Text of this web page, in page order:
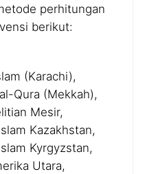
perhitungan
berikut:
(Karachi),
Qura (Mekkah),
Mesir,
Kazakhstan,
Kyrgyzstan,
Utara,